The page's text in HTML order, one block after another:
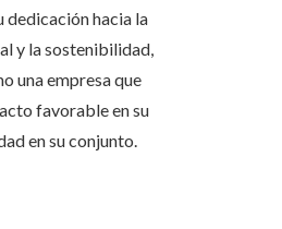
dedicación hacia la
y la sostenibilidad,
una empresa que
favorable en su
en su conjunto.